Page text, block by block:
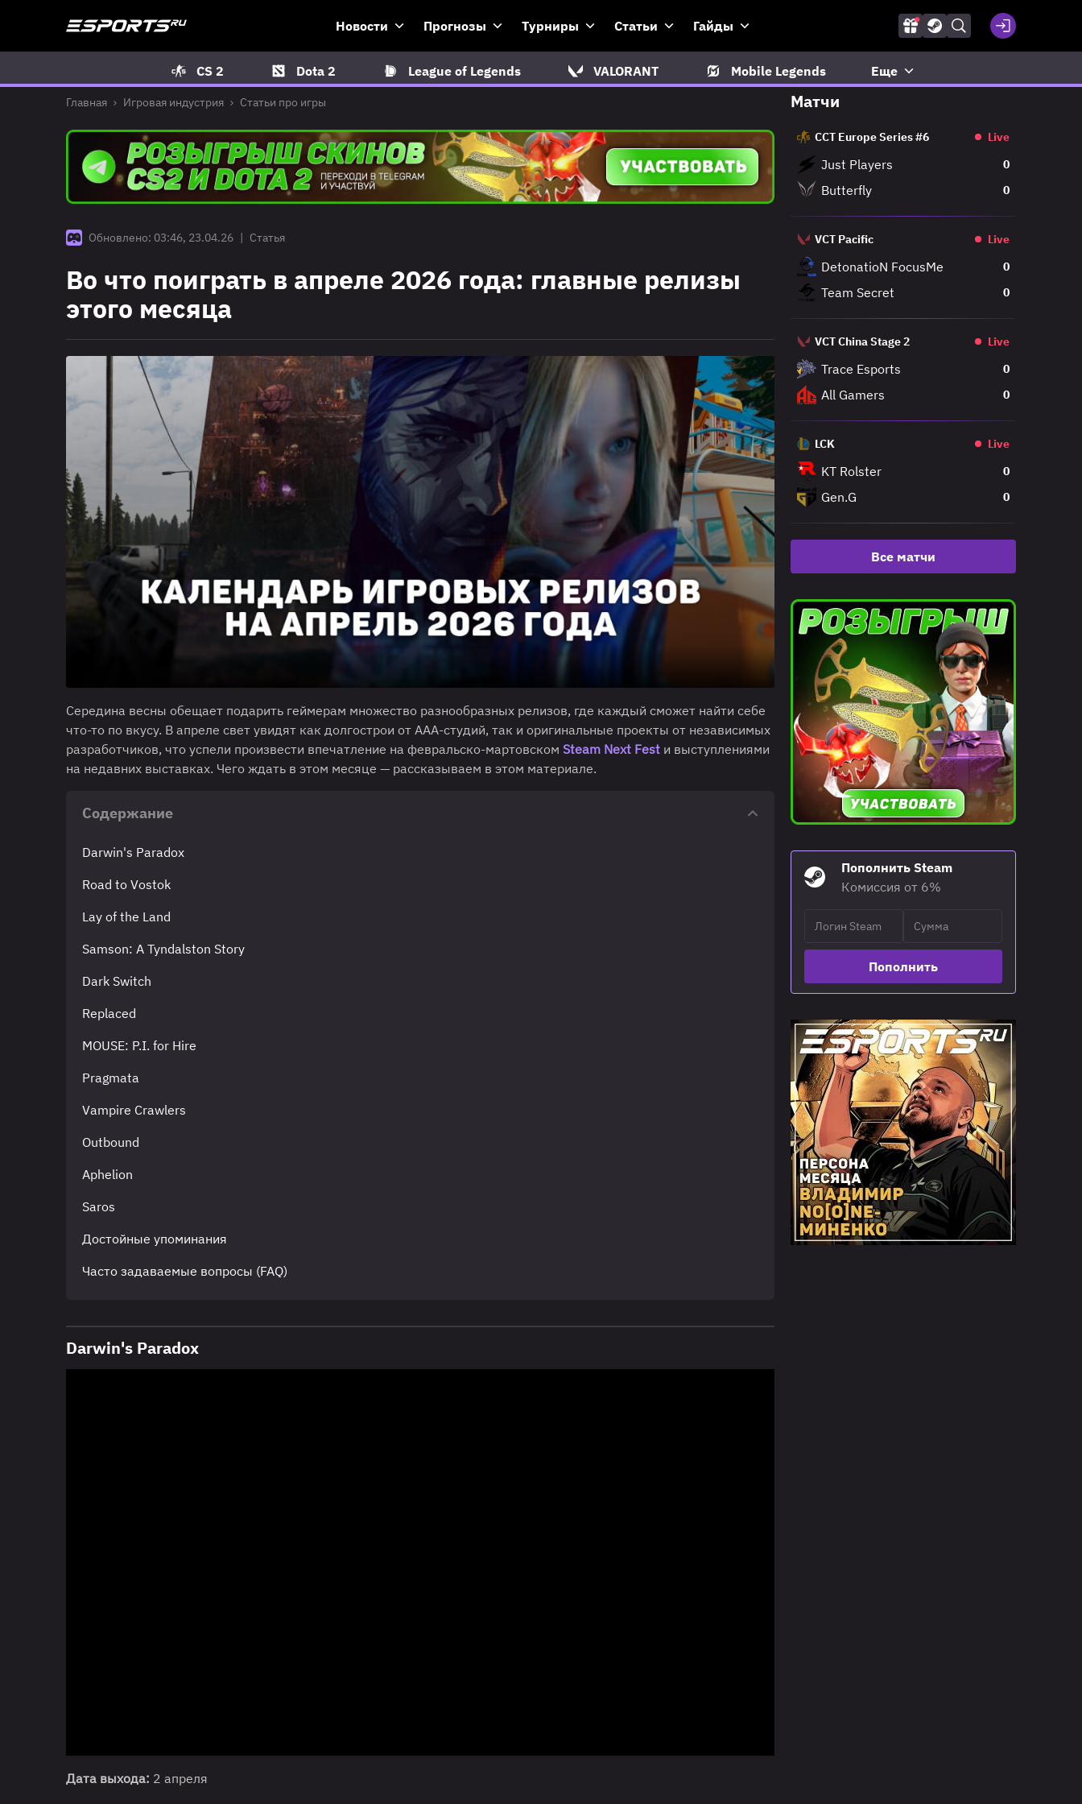
Новости Прогнозы Турниры Статьи Гайды
CS 2 Dota 2 League of Legends VALORANT Mobile Legends Еще
Главная Игровая индустрия Статьи про игры
Обновлено: 03:46, 23.04.26 | Статья
Во что поиграть в апреле 2026 года: главные релизы
этого месяца
Середина весны обещает подарить геймерам множество разнообразных релизов, где каждый сможет найти себе
что-то по вкусу. В апреле свет увидят как долгострои от ААА-студий, так и оригинальные проекты от независимых
разработчиков, что успели произвести впечатление на февральско-мартовском Steam Next Fest и выступлениями
на недавних выставках. Чего ждать в этом месяце — рассказываем в этом материале.
Содержание
Darwin's Paradox
Road to Vostok
Lay of the Land
Samson: A Tyndalston Story
Dark Switch
Replaced
MOUSE: P.I. for Hire
Pragmata
Vampire Crawlers
Outbound
Aphelion
Saros
Достойные упоминания
Часто задаваемые вопросы (FAQ)
Darwin's Paradox
Дата выхода: 2 апреля
Матчи
CCT Europe Series #6 Live
Just Players 0
Butterfly 0
VCT Pacific Live
DetonatioN FocusMe 0
Team Secret 0
VCT China Stage 2 Live
Trace Esports 0
All Gamers 0
LCK Live
KT Rolster 0
Gen.G 0
Все матчи
Пополнить Steam
Комиссия от 6%
Пополнить